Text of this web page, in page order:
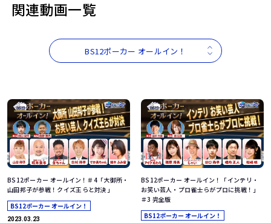
関連動画一覧
BS12ポーカー オールイン！
BS12ポーカー オールイン！＃4「大御所・
山田邦子が参戦！クイズ王らと対決」
BS12ポーカー オールイン！
2023.03.23
BS12ポーカー オールイン！「インテリ・
お笑い芸人・プロ雀士らがプロに挑戦！」
＃3 完全版
BS12ポーカー オールイン！